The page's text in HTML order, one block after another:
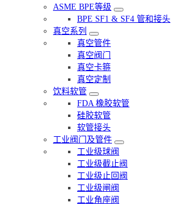
ASME BPE等级
BPE SF1 & SF4 管和接头
真空系列
真空管件
真空阀门
真空卡箍
真空定制
饮料软管
FDA 橡胶软管
硅胶软管
软管接头
工业阀门及管件
工业级球阀
工业级截止阀
工业级止回阀
工业级闸阀
工业角座阀